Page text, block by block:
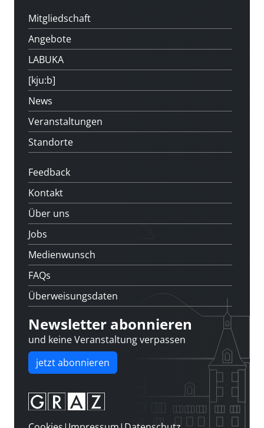
Mitgliedschaft
Angebote
LABUKA
[kju:b]
News
Veranstaltungen
Standorte
Feedback
Kontakt
Über uns
Jobs
Medienwunsch
FAQs
Überweisungsdaten
Newsletter abonnieren
und keine Veranstaltung verpassen
jetzt abonnieren